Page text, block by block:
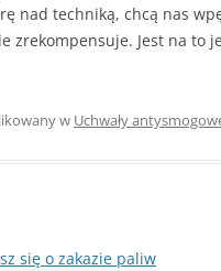
nad techniką, chcą nas
zrekompensuje. Jest na to
w Uchwały
się o zakazie paliw